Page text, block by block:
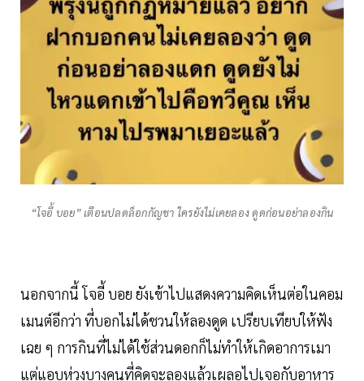
“โจอี้ บอย” เตือนปลดล็อกกัญชา ใครยังไม่เคยลอง ดูดก่อนอย่าลองกิน
นอกจากนี้ โจอี้ บอย ยังเข้าไปแสดงความคิดเห็นต่อในคอม
เมนต์อีกว่า ที่บอกไม่ได้ชวนให้ลองดูด เปรียบเทียบให้ฟัง
เฉย ๆ การกินที่ไม่ได้ใช้ส่วนดอกก็ไม่ทำให้เกิดอาการเมา
แต่แอบห่วงบางคนที่คิดจะลองแล้วเผลอไปเจอกับอาหาร